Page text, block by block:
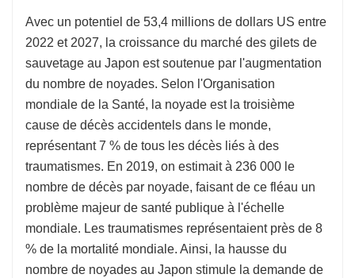
Avec un potentiel de 53,4 millions de dollars US entre
2022 et 2027, la croissance du marché des gilets de
sauvetage au Japon est soutenue par l'augmentation
du nombre de noyades. Selon l'Organisation
mondiale de la Santé, la noyade est la troisième
cause de décès accidentels dans le monde,
représentant 7 % de tous les décès liés à des
traumatismes. En 2019, on estimait à 236 000 le
nombre de décès par noyade, faisant de ce fléau un
problème majeur de santé publique à l'échelle
mondiale. Les traumatismes représentaient près de 8
% de la mortalité mondiale. Ainsi, la hausse du
nombre de noyades au Japon stimule la demande de